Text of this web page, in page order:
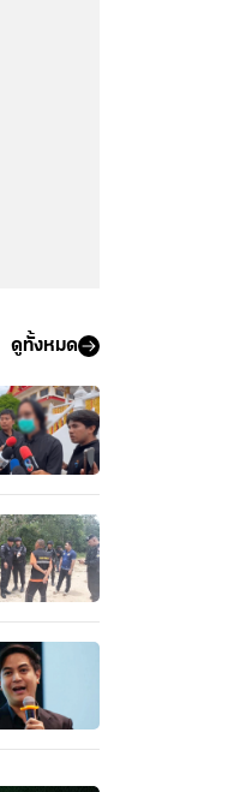
ดูทั้งหมด